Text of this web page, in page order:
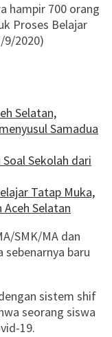
hampir 700 orang
Proses Belajar
9/2020)
Selatan,
Samadua
Sekolah dari
Tatap Muka,
Selatan
SMK/MA dan
sebenarnya baru
sistem shif
seorang siswa
19.